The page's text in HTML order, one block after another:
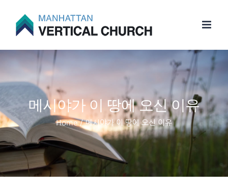
메시야가 이 땅에 오신 이유
Home / 메시야가 이 땅에 오신 이유